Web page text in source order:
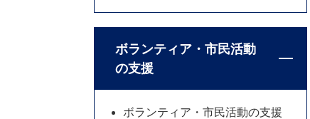
ボランティア・市民活動
の支援
ボランティア・市民活動の支援